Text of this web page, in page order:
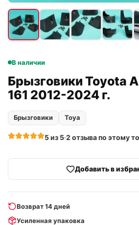
В наличии
Брызговики Toyota
161 2012-2024 г.
Брызговики Toya
5из 5·2 отзывапо этому
Добавить в
Возврат 14 дней
Усиленная упаковка